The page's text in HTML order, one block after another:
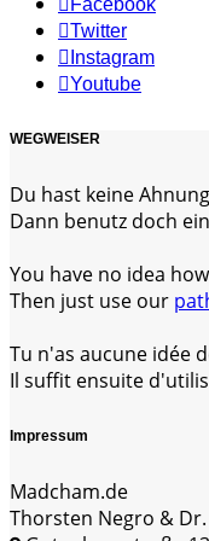
Facebook
Twitter
Instagram
Youtube
WEGWEISER
Du hast keine
Dann benutz doch
You have no idea
Then just use our
Tu n'as aucune idée
Il suffit ensuite
Impressum
Madcham.de
Thorsten Negro &